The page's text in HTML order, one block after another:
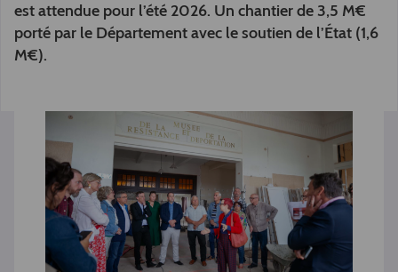
est attendue pour l’été 2026. Un chantier de 3,5 M€
porté par le Département avec le soutien de l’État (1,6
M€).